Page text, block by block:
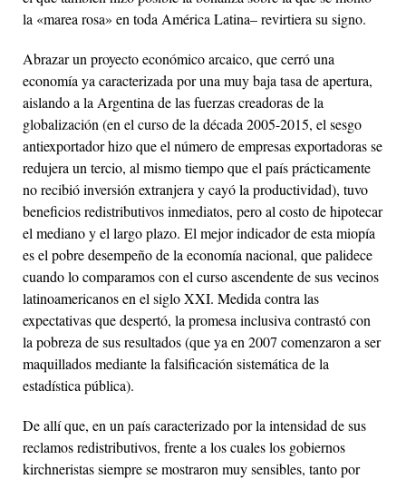
la «marea rosa» en toda América Latina– revirtiera su signo.
Abrazar un proyecto económico arcaico, que cerró una
economía ya caracterizada por una muy baja tasa de apertura,
aislando a la Argentina de las fuerzas creadoras de la
globalización (en el curso de la década 2005-2015, el sesgo
antiexportador hizo que el número de empresas exportadoras se
redujera un tercio, al mismo tiempo que el país prácticamente
no recibió inversión extranjera y cayó la productividad), tuvo
beneficios redistributivos inmediatos, pero al costo de hipotecar
el mediano y el largo plazo. El mejor indicador de esta miopía
es el pobre desempeño de la economía nacional, que palidece
cuando lo comparamos con el curso ascendente de sus vecinos
latinoamericanos en el siglo XXI. Medida contra las
expectativas que despertó, la promesa inclusiva contrastó con
la pobreza de sus resultados (que ya en 2007 comenzaron a ser
maquillados mediante la falsificación sistemática de la
estadística pública).
De allí que, en un país caracterizado por la intensidad de sus
reclamos redistributivos, frente a los cuales los gobiernos
kirchneristas siempre se mostraron muy sensibles, tanto por